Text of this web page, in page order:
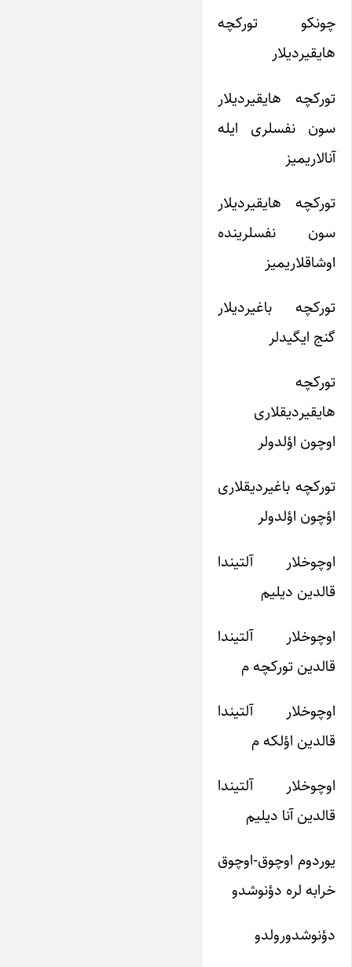
چونکو تورکچه
هایقیردیلار
تورکچه هایقیردیلار
سون نفسلری ایله
آنالاریمیز
تورکچه هایقیردیلار
سون نفسلرینده
اوشاقلاریمیز
تورکچه باغیردیلار
گنج ایگیدلر
تورکچه
هایقیردیقلاری
اوچون اؤلدولر
تورکچه باغیردیقلاری
اؤچون اؤلدولر
اوچوخلار آلتیندا
قالدین دیلیم
اوچوخلار آلتیندا
قالدین تورکچه م
اوچوخلار آلتیندا
قالدین اؤلکه م
اوچوخلار آلتیندا
قالدین آنا دیلیم
یوردوم اوچوق-اوچوق
خرابه لره دؤنوشدو
دؤنوشدورولدو